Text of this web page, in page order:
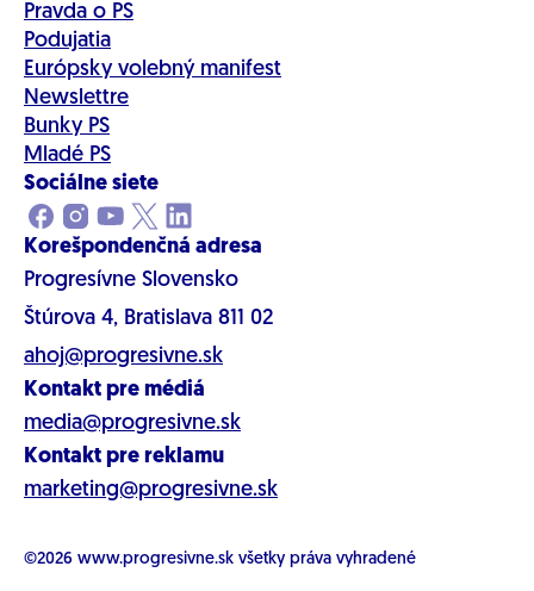
Pravda o PS
Podujatia
Európsky volebný manifest
Newslettre
Bunky PS
Mladé PS
Sociálne siete
Korešpondenčná adresa
Progresívne Slovensko
Štúrova 4, Bratislava 811 02
ahoj@progresivne.sk
Kontakt pre médiá
media@progresivne.sk
Kontakt pre reklamu
marketing@progresivne.sk
©2026 www.progresivne.sk všetky práva vyhradené